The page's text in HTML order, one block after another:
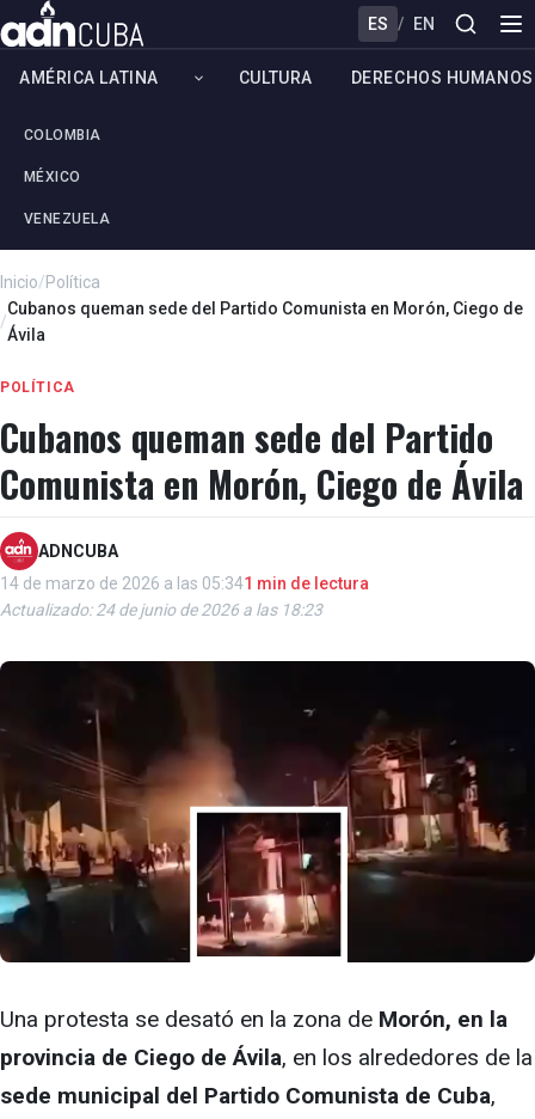
ES / EN
AMÉRICA LATINA
COLOMBIA
MÉXICO
VENEZUELA
CULTURA DERECHOS HUMANOS
Inicio/Política
/
Cubanos queman sede del Partido Comunista en Morón, Ciego de
Ávila
POLÍTICA
Cubanos queman sede del Partido
Comunista en Morón, Ciego de Ávila
ADNCUBA
14 de marzo de 2026 a las 05:341 min de lectura
Actualizado: 24 de junio de 2026 a las 18:23
Una protesta se desató en la zona de Morón, en la
provincia de Ciego de Ávila, en los alrededores de la
sede municipal del Partido Comunista de Cuba,